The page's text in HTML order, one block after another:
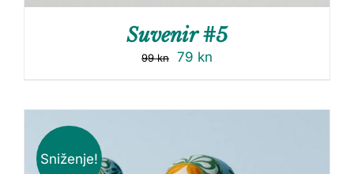
Suvenir #5
99kn 79 kn
Sniženje!